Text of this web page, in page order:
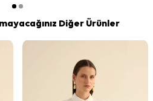
Diğer Ürünler